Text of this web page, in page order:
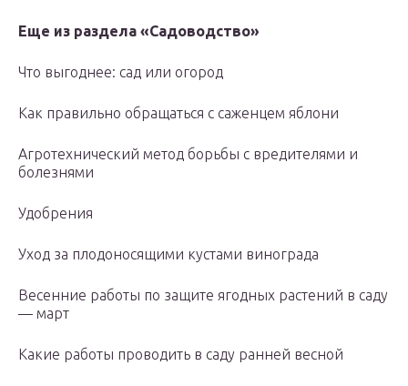
Еще из раздела «Садоводство»
Что выгоднее: сад или огород
Как правильно обращаться с саженцем яблони
Агротехнический метод борьбы с вредителями и
болезнями
Удобрения
Уход за плодоносящими кустами винограда
Весенние работы по защите ягодных растений в саду
— март
Какие работы проводить в саду ранней весной